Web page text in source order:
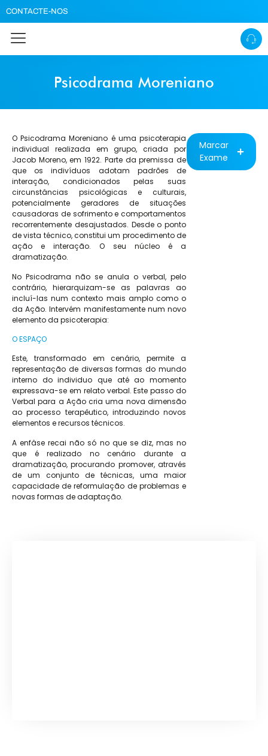
CONTACTE-NOS
Psicodrama Moreniano
O Psicodrama Moreniano é uma psicoterapia
individual realizada em grupo, criada por
Jacob Moreno, em 1922. Parte da premissa de
que os indivíduos adotam padrões de
interação, condicionados pelas suas
circunstâncias psicológicas e culturais,
potencialmente geradores de situações
causadoras de sofrimento e comportamentos
recorrentemente desajustados. Desde o ponto
de vista técnico, constitui um procedimento de
ação e interação. O seu núcleo é a
dramatização.
No Psicodrama não se anula o verbal, pelo
contrário, hierarquizam-se as palavras ao
incluí-las num contexto mais amplo como o
da Ação. Intervém manifestamente num novo
elemento da psicoterapia:
O ESPAÇO
Este, transformado em cenário, permite a
representação de diversas formas do mundo
interno do individuo que até ao momento
expressava-se em relato verbal. Este passo do
Verbal para a Ação cria uma nova dimensão
ao processo terapêutico, introduzindo novos
elementos e recursos técnicos.
A enfâse recai não só no que se diz, mas no
que é realizado no cenário durante a
dramatização, procurando promover, através
de um conjunto de técnicas, uma maior
capacidade de reformulação de problemas e
novas formas de adaptação.
Marcar
Exame